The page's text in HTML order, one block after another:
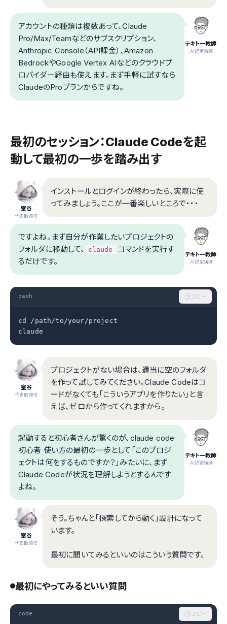
テキトー教師
.AI認定講師
アカウントの種類は複数あって、Claude
Pro/Max/Teamなどのサブスクリプション、
Anthropic Console（API課金）、Amazon
BedrockやGoogle Vertex AIなどのクラウドプ
ロバイダー経由も使えます。まず手軽に試すなら
ClaudeのProプランからですね。
最初のセッション：Claude Codeを起
動して最初の一歩を踏み出す
室谷
代表取締役
インストールとログインが終わったら、実際に使
ってみましょう。ここが一番楽しいところで・・・
テキトー教師
.AI認定講師
ですよね。まず自分が作業したいプロジェクトの
フォルダに移動して、
claude
コマンドを実行す
るだけです。
bash コピー
cd /path/to/your/project
claude
室谷
代表取締役
プロジェクトがない場合は、適当に空のフォルダ
を作って試してみてください。Claude Codeはコ
ードがなくても「こういうアプリを作りたい」と言
えば、ゼロから作ってくれますから。
テキトー教師
.AI認定講師
起動すると初心者さんが驚くのが、claude code
初心者 使い方の最初の一歩として「このプロジ
ェクトは何をするものですか？」みたいに、まず
Claude Codeが状況を理解しようとするんです
よね。
室谷
代表取締役
そう。ちゃんと「探索してから動く」設計になって
います。
最初に聞いてみるといいのはこういう質問です。
最初にやってみるといい質問
code コピー